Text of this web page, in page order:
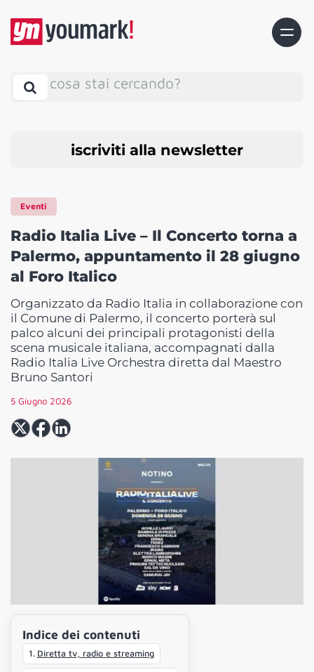
cosa stai cercando?
iscriviti alla newsletter
Eventi
Radio Italia Live – Il Concerto torna a
Palermo, appuntamento il 28 giugno
al Foro Italico
Organizzato da Radio Italia in collaborazione con
il Comune di Palermo, il concerto porterà sul
palco alcuni dei principali protagonisti della
scena musicale italiana, accompagnati dalla
Radio Italia Live Orchestra diretta dal Maestro
Bruno Santori
5 Giugno 2026
Indice dei contenuti
Diretta tv, radio e streaming